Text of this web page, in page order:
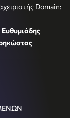
Domain: